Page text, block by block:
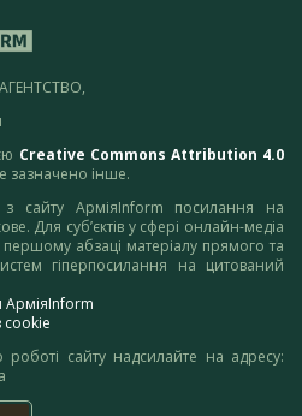
Creative Commons Attribution 4.0
зазначено інше.
з сайту АрміяInform посилання на
Для суб’єктів у сфері онлайн-медіа
абзаці матеріалу прямого та
гіперпосилання на цитований
АрміяInform
cookie
роботі сайту надсилайте на адресу: